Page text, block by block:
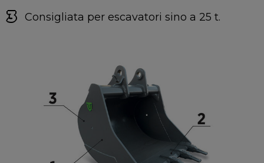
Consigliata per escavatori sino a 25 t.